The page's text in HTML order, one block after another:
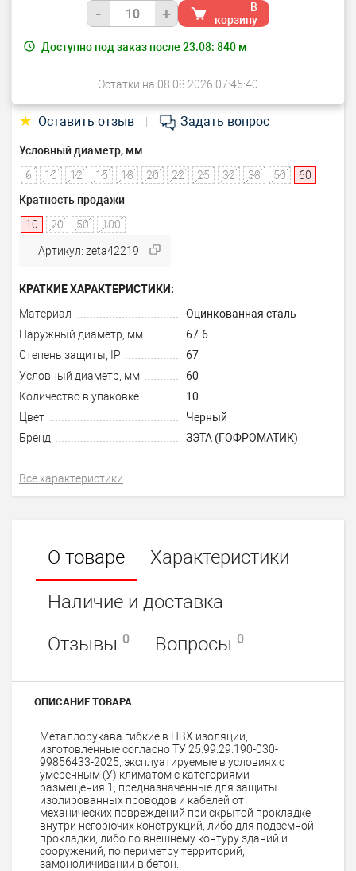
- +
В
корзину
Доступно под заказ после 23.08: 840м
Остатки на 08.08.2026 07:45:40
★ Оставить отзыв Задать вопрос
Условный диаметр, мм
6
10 12 15 18 20 22 25 32 38 50
60
Кратность продажи
10
20 50 100
Артикул: zeta42219
КРАТКИЕ ХАРАКТЕРИСТИКИ:
Материал
Оцинкованная сталь
Наружный диаметр, мм
67.6
Степень защиты, IP
67
Условный диаметр, мм
60
Количество в упаковке
10
Цвет
Черный
Бренд
ЗЭТА (ГОФРОМАТИК)
Все характеристики
О товаре
Характеристики
Наличие и доставка
Отзывы 0 Вопросы 0
ОПИСАНИЕ ТОВАРА
Металлорукава гибкие в ПВХ изоляции,
изготовленные согласно ТУ 25.99.29.190-030-
99856433-2025, эксплуатируемые в условиях с
умеренным (У) климатом с категориями
размещения 1, предназначенные для защиты
изолированных проводов и кабелей от
механических повреждений при скрытой прокладке
внутри негорючих конструкций, либо для подземной
прокладки, либо по внешнему контуру зданий и
сооружений, по периметру территорий,
замоноличивании в бетон.